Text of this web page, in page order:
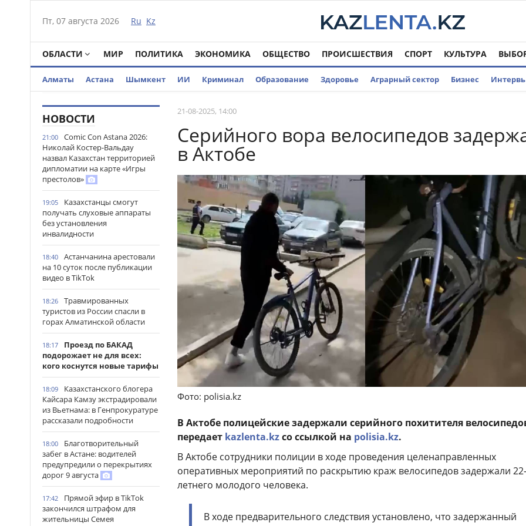
Пт, 07 августа 2026 Ru Kz
ОБЛАСТИ МИР ПОЛИТИКА ЭКОНОМИКА ОБЩЕСТВО ПРОИСШЕСТВИЯ СПОРТ КУЛЬТУРА
Алматы Астана Шымкент ИИ Криминал Образование Здоровье Аграрный сектор Бизнес
НОВОСТИ
21:00
Comic Con Astana 2026:
Николай Костер-Вальдау
назвал Казахстан территорией
дипломатии на карте «Игры
престолов»
19:05
Казахстанцы смогут
получать слуховые аппараты
без установления
инвалидности
18:40
Астанчанина арестовали
на 10 суток после публикации
видео в TikTok
18:26
Травмированных
туристов из России спасли в
горах Алматинской области
18:17
Проезд по БАКАД
подорожает не для всех:
кого коснутся новые тарифы
18:09
Казахстанского блогера
Кайсара Камзу экстрадировали
из Вьетнама: в Генпрокуратуре
рассказали подробности
18:00
Благотворительный
забег в Астане: водителей
предупредили о перекрытиях
дорог 9 августа
17:42
Прямой эфир в TikTok
закончился штрафом для
жительницы Семея
21-08-2025, 14:00
Серийного вора велосипедов
в Актобе
Фото: polisia.kz
В Актобе полицейские задержали серийного похитителя
передает kazlenta.kzсо ссылкой на polisia.kz.
В Актобе сотрудники полиции в ходе проведения целенаправленных
оперативных мероприятий по раскрытию краж велосипедов задержали 22-
летнего молодого человека.
В ходе предварительного следствия установлено, что задержанный